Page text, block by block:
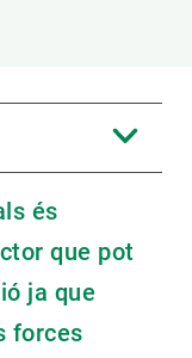
és
que pot
ja que
forces